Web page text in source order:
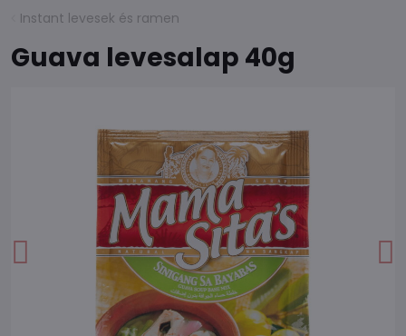
Instant levesek és ramen
Guava levesalap 40g